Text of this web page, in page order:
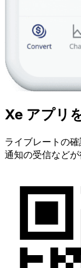
Xe アプリ
ライブレートの
通知の受信などが